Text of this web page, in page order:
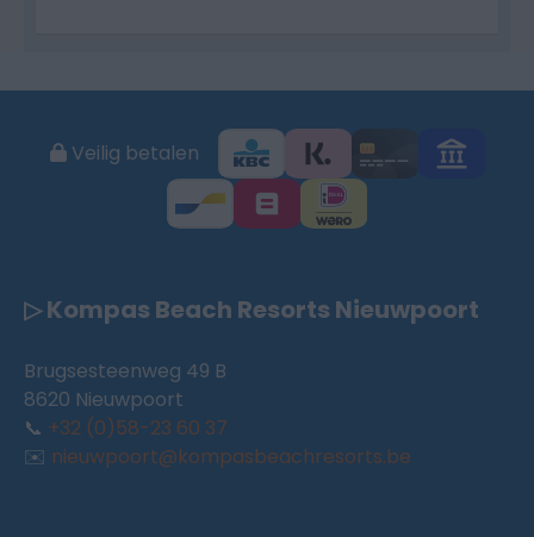
Veilig betalen
▷ Kompas Beach Resorts Nieuwpoort
Brugsesteenweg 49 B
8620 Nieuwpoort
📞 +32 (0)58-23 60 37
✉️ nieuwpoort@kompasbeachresorts.be